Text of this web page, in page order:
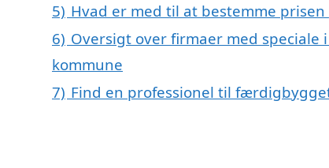
5) Hvad er med til at bestemme
6) Oversigt over firmaer med
kommune
7) Find en professionel til